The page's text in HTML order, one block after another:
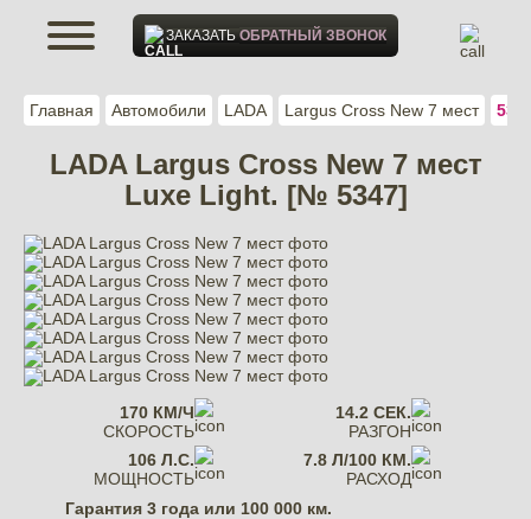
Главная Автомобили LADA Largus Cross New 7 мест
LADA Largus Cross New 7 мест
Luxe Light. [№ 5347]
Гарантия 3 года или 100 000 км.
170 КМ/Ч
СКОРОСТЬ
14.2 СЕК.
РАЗГОН
106 Л.С.
МОЩНОСТЬ
7.8 Л/100 КМ.
РАСХОД
ЗАКАЗАТЬОБРАТНЫЙ ЗВОНОК